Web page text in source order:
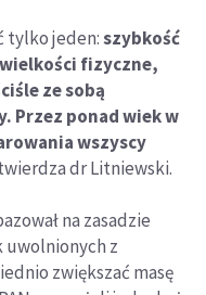
tylko jeden:szybkość
fizyczne,
ze sobą
Przez ponad wiek w
wszyscy
dr Litniewski.
na zasadzie
uwolnionych z
zwiększać masę